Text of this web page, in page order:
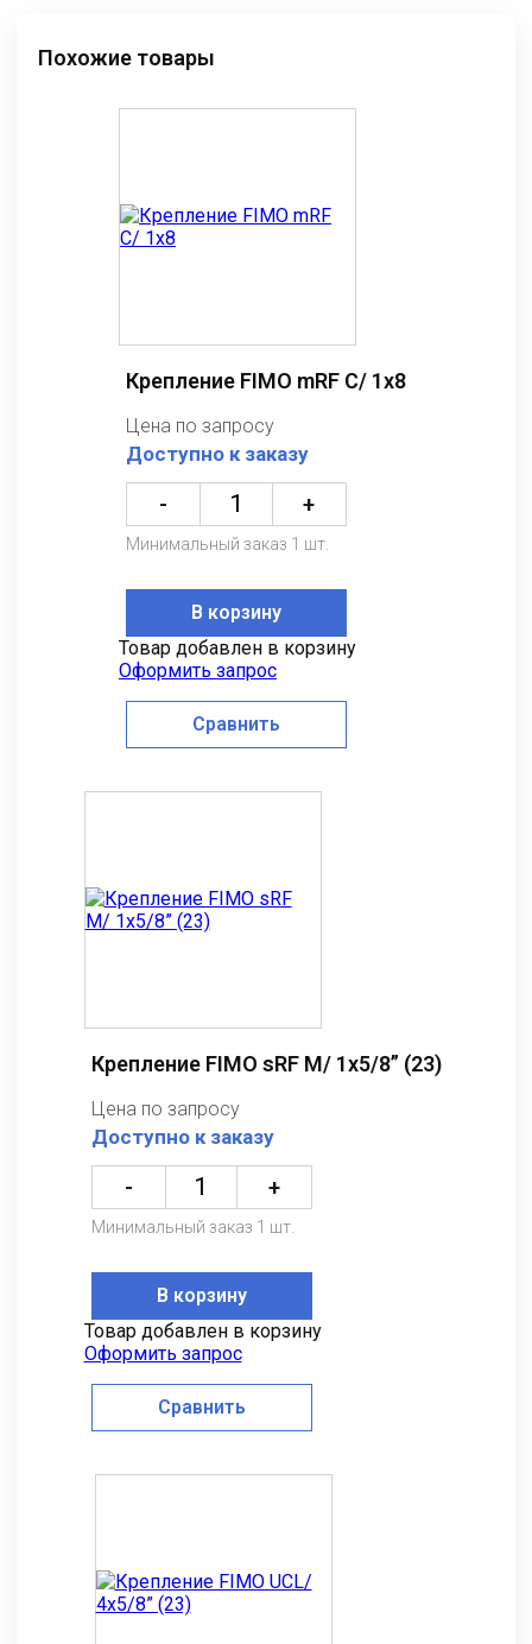
Похожие товары
Крепление FIMO mRF C/ 1x8
Цена по запросу
Доступно к заказу
- +
Минимальный заказ 1 шт.
В корзину
Товар добавлен в корзину
Оформить запрос
Сравнить
Крепление FIMO sRF M/ 1x5/8” (23)
Цена по запросу
Доступно к заказу
- +
Минимальный заказ 1 шт.
В корзину
Товар добавлен в корзину
Оформить запрос
Сравнить